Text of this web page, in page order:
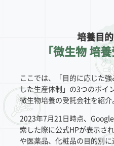
培養目
「微生物 培
ここでは、「目的に応じた
した生産体制」の3つのポイ
微生物培養の受託会社を紹介。
2023年7月21日時点、
索した際に公式HPが表示さ
や医薬品、化粧品の目的別